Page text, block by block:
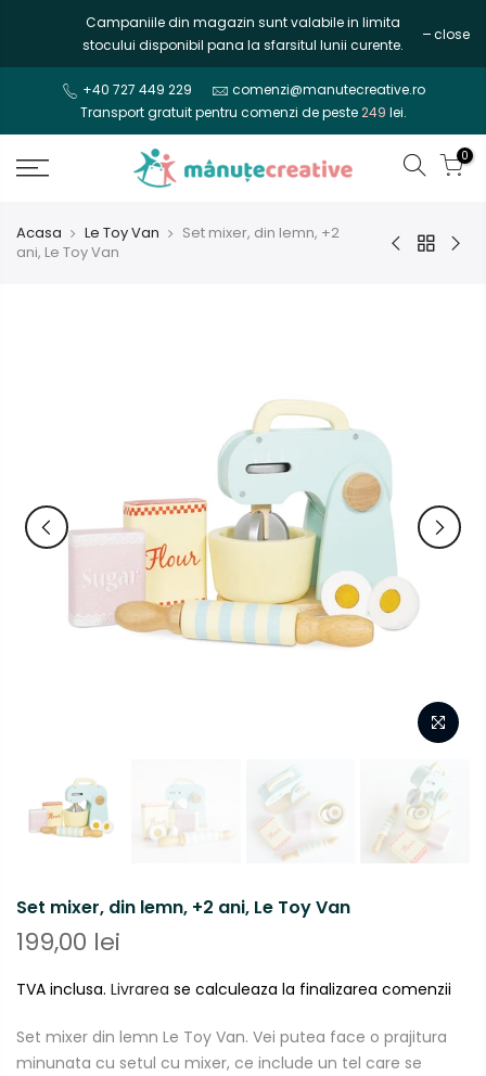
continut
Campaniile din magazin sunt valabile in limita
stocului disponibil pana la sfarsitul lunii curente.
close
+40 727 449 229
comenzi@manutecreative.ro
Transport gratuit pentru comenzi de peste249 lei.
0
Acasa Le Toy Van
Set mixer, din lemn, +2
ani, Le Toy Van
Set mixer, din lemn, +2 ani, Le Toy Van
199,00 lei
TVA inclusa. Livrarea se calculeaza la finalizarea comenzii
Set mixer din lemn Le Toy Van. Vei putea face o prajitura
minunata cu setul cu mixer, ce include un tel care se